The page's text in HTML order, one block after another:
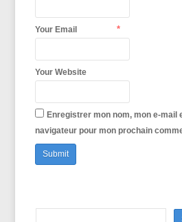
Your Email *
Your Website
Enregistrer mon nom, mon e-mail
navigateur pour mon prochain